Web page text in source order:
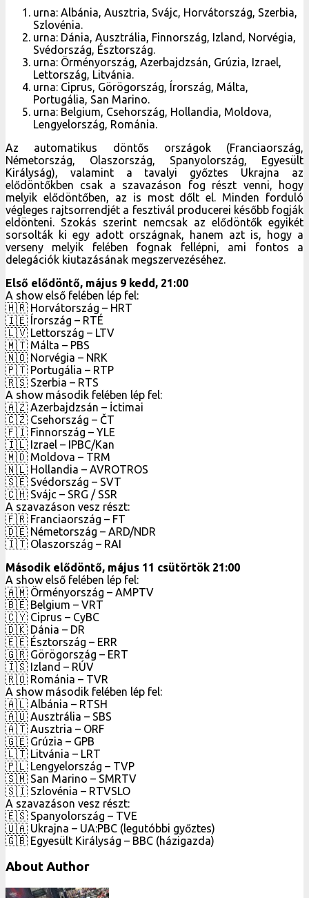
urna: Albánia, Ausztria, Svájc, Horvátország, Szerbia,
Szlovénia.
urna: Dánia, Ausztrália, Finnország, Izland, Norvégia,
Svédország, Észtország.
urna: Örményország, Azerbajdzsán, Grúzia, Izrael,
Lettország, Litvánia.
urna: Ciprus, Görögország, Írország, Málta,
Portugália, San Marino.
urna: Belgium, Csehország, Hollandia, Moldova,
Lengyelország, Románia.
Az automatikus döntős országok (Franciaország,
Németország, Olaszország, Spanyolország, Egyesült
Királyság), valamint a tavalyi győztes Ukrajna az
elődöntőkben csak a szavazáson fog részt venni, hogy
melyik elődöntőben, az is most dőlt el. Minden forduló
végleges rajtsorrendjét a fesztivál producerei később fogják
eldönteni. Szokás szerint nemcsak az elődöntők egyikét
sorsolták ki egy adott országnak, hanem azt is, hogy a
verseny melyik felében fognak fellépni, ami fontos a
delegációk kiutazásának megszervezéséhez.
Első elődöntő, május 9 kedd, 21:00
A show első felében lép fel:
🇭🇷 Horvátország – HRT
🇮🇪 Írország – RTÉ
🇱🇻 Lettország – LTV
🇲🇹 Málta – PBS
🇳🇴 Norvégia – NRK
🇵🇹 Portugália – RTP
🇷🇸 Szerbia – RTS
A show második felében lép fel:
🇦🇿 Azerbajdzsán – İctimai
🇨🇿 Csehország – ČT
🇫🇮 Finnország – YLE
🇮🇱 Izrael – IPBC/Kan
🇲🇩 Moldova – TRM
🇳🇱 Hollandia – AVROTROS
🇸🇪 Svédország – SVT
🇨🇭 Svájc – SRG / SSR
A szavazáson vesz részt:
🇫🇷 Franciaország – FT
🇩🇪 Németország – ARD/NDR
🇮🇹 Olaszország – RAI
Második elődöntő, május 11 csütörtök 21:00
A show első felében lép fel:
🇦🇲 Örményország – AMPTV
🇧🇪 Belgium – VRT
🇨🇾 Ciprus – CyBC
🇩🇰 Dánia – DR
🇪🇪 Észtország – ERR
🇬🇷 Görögország – ERT
🇮🇸 Izland – RÚV
🇷🇴 Románia – TVR
A show második felében lép fel:
🇦🇱 Albánia – RTSH
🇦🇺 Ausztrália – SBS
🇦🇹 Ausztria – ORF
🇬🇪 Grúzia – GPB
🇱🇹 Litvánia – LRT
🇵🇱 Lengyelország – TVP
🇸🇲 San Marino – SMRTV
🇸🇮 Szlovénia – RTVSLO
A szavazáson vesz részt:
🇪🇸 Spanyolország – TVE
🇺🇦 Ukrajna – UA:PBC (legutóbbi győztes)
🇬🇧 Egyesült Királyság – BBC (házigazda)
About Author